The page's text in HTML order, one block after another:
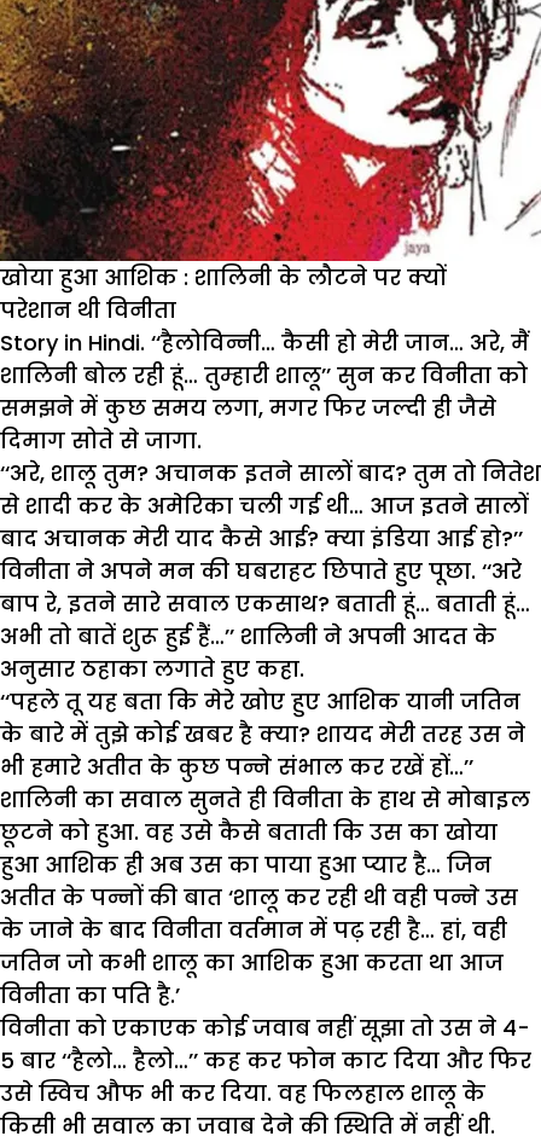
खोया हुआ आशिक : शालिनी के लौटने पर क्यों
परेशान थी विनीता
Story in Hindi. ‘‘हैलोविन्नी… कैसी हो मेरी जान… अरे, मैं
शालिनी बोल रही हूं… तुम्हारी शालू’’ सुन कर विनीता को
समझने में कुछ समय लगा, मगर फिर जल्दी ही जैसे
दिमाग सोते से जागा.
‘‘अरे, शालू तुम? अचानक इतने सालों बाद? तुम तो नितेश
से शादी कर के अमेरिका चली गई थी… आज इतने सालों
बाद अचानक मेरी याद कैसे आई? क्या इंडिया आई हो?’’
विनीता ने अपने मन की घबराहट छिपाते हुए पूछा. ‘‘अरे
बाप रे, इतने सारे सवाल एकसाथ? बताती हूं… बताती हूं…
अभी तो बातें शुरू हुई हैं…’’ शालिनी ने अपनी आदत के
अनुसार ठहाका लगाते हुए कहा.
‘‘पहले तू यह बता कि मेरे खोए हुए आशिक यानी जतिन
के बारे में तुझे कोई खबर है क्या? शायद मेरी तरह उस ने
भी हमारे अतीत के कुछ पन्ने संभाल कर रखें हों…’’
शालिनी का सवाल सुनते ही विनीता के हाथ से मोबाइल
छूटने को हुआ. वह उसे कैसे बताती कि उस का खोया
हुआ आशिक ही अब उस का पाया हुआ प्यार है… जिन
अतीत के पन्नों की बात ‘शालू कर रही थी वही पन्ने उस
के जाने के बाद विनीता वर्तमान में पढ़ रही है… हां, वही
जतिन जो कभी शालू का आशिक हुआ करता था आज
विनीता का पति है.’
विनीता को एकाएक कोई जवाब नहीं सूझा तो उस ने 4-
5 बार ‘‘हैलो… हैलो…’’ कह कर फोन काट दिया और फिर
उसे स्विच औफ भी कर दिया. वह फिलहाल शालू के
किसी भी सवाल का जवाब देने की स्थिति में नहीं थी.